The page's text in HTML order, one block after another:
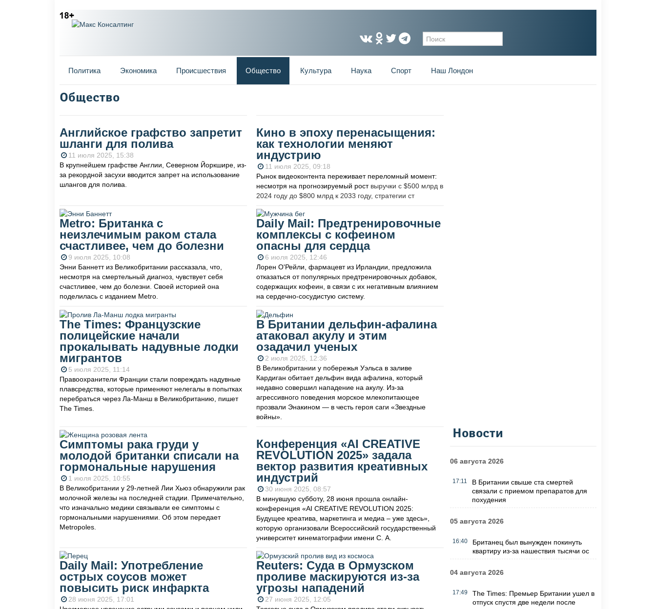
Форма поиска
Главное меню
Политика Экономика Происшествия Общество Культура Наука Спорт Наш Лондон
Вы здесь
Общество
Английское графство запретит
шланги для полива
11 июля 2025, 15:38
В крупнейшем графстве Англии, Северном Йоркшире, из-
за рекордной засухи вводится запрет на использование
шлангов для полива.
Кино в эпоху перенасыщения:
как технологии меняют
индустрию
11 июля 2025, 09:18
Рынок видеоконтента переживает переломный момент:
несмотря на прогнозируемый роствыручки с $500 млрд в
2024 году до $800 млрд к 2033 году, стратегии ст
Metro: Британка с
неизлечимым раком стала
счастливее, чем до болезни
9 июля 2025, 10:08
Энни Баннетт из Великобритании рассказала, что,
несмотря на смертельный диагноз, чувствует себя
счастливее, чем до болезни. Своей историей она
поделилась с изданием Metro.
Daily Mail: Предтренировочные
комплексы с кофеином
опасны для сердца
6 июля 2025, 12:46
Лорен О'Рейли, фармацевт из Ирландии, предложила
отказаться от популярных предтренировочных добавок,
содержащих кофеин, в связи с их негативным влиянием
на сердечно-сосудистую систему.
The Times: Французские
полицейские начали
прокалывать надувные лодки
мигрантов
5 июля 2025, 11:14
Правоохранители Франции стали повреждать надувные
плавсредства, которые применяют нелегалы в попытках
перебраться через Ла-Манш в Великобританию, пишет
The Times.
В Британии дельфин-афалина
атаковал акулу и этим
озадачил ученых
2 июля 2025, 12:36
В Великобритании у побережья Уэльса в заливе
Кардиган обитает дельфин вида афалина, который
недавно совершил нападение на акулу. Из-за
агрессивного поведения морское млекопитающее
прозвали Энакином — в честь героя саги «Звездные
войны».
Симптомы рака груди у
молодой британки списали на
гормональные нарушения
1 июля 2025, 10:55
В Великобритании у 29-летней Лии Хьюз обнаружили рак
молочной железы на последней стадии. Примечательно,
что изначально медики связывали ее симптомы с
гормональными нарушениями. Об этом передает
Metropoles.
Конференция «AI CREATIVE
REVOLUTION 2025» задала
вектор развития креативных
индустрий
30 июня 2025, 08:57
В минувшую субботу, 28 июня прошла онлайн-
конференция «AI CREATIVE REVOLUTION 2025:
Будущее креатива, маркетинга и медиа – уже здесь»,
которую организовали Всероссийский государственный
университет кинематографии имени С. А.
Daily Mail: Употребление
острых соусов может
повысить риск инфаркта
28 июня 2025, 17:01
Reuters: Суда в Ормузском
проливе маскируются из-за
угрозы нападений
27 июня 2025, 12:05
Новости
06 августа 2026
17:11
В Британии свыше ста смертей
связали с приемом препаратов для
похудения
05 августа 2026
16:40
Британец был вынужден покинуть
квартиру из-за нашествия тысячи ос
04 августа 2026
17:49
The Times: Премьер Британии ушел в
отпуск спустя две недели после